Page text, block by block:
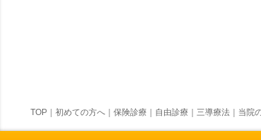
TOP 初めての方へ 保険診療 自由診療 三導療法 当院